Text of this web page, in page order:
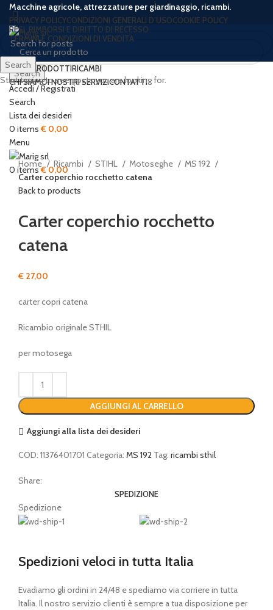
Macchine agricole, attrezzature per giardinaggio, ricambi.
PRIVACY POLICYCONDIZIONI GENERALI D’USOCOOKIE POLICY
RESI, RIMBORSI E DIRITTO DI RECESSO
TERMINI E CONDIZIONI DI VENDITA
Search
Accedi / Registrati
Search
Lista dei desideri
0 items € 0,00
Menu
0 items€0,00
HOME PRODOTTIRICAMBI
CHI SIAMOI NOSTRI SERVIZICONTATTI
Home Ricambi STIHL Motoseghe
MS 192
Carter coperchio rocchetto catena
Back to products
Carter coperchio rocchetto
catena
€ 27,00
carter copri catena
Ricambio originale STHIL
per motosega
AGGIUNGI AL CARRELLO
Aggiungi alla lista dei desideri
COD: 11376401701 Categoria: MS 192 Tag: ricambi sthil
Share:
SPEDIZIONE
Spedizione
Spedizioni veloci in tutta Italia
Evadiamo gli ordini in 24/48 e spediamo via corriere in tutta
Italia. Il nostro servizio clienti è sempre a tua disposizione per
Search
Start typing to see posts you are looking for.